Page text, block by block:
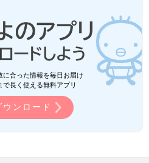
に合った情報を毎日お届け
長く使える無料アプリ
ンロード